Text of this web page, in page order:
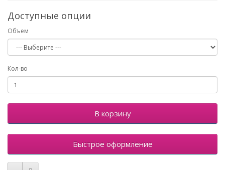
Доступные опции
Объем
Кол-во
В корзину
Быстрое оформление